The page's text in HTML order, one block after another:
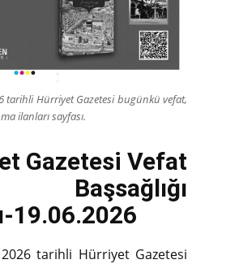
tarihli Hürriyet Gazetesi bugünkü vefat,
ilanları sayfası.
Gazetesi Vefat
19.06.2026
tarihli Hürriyet Gazetesi